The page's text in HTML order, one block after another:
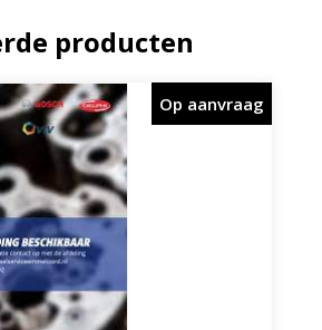
producten
Op aanvraag